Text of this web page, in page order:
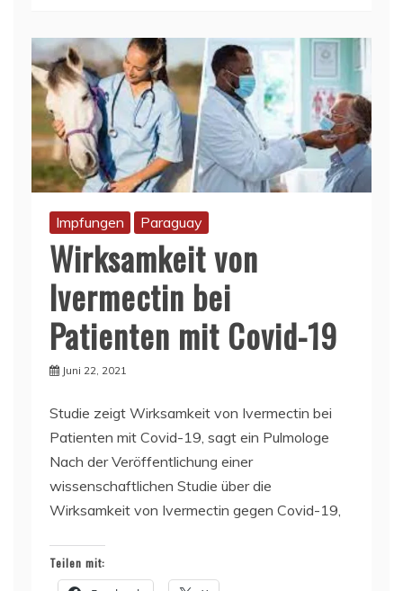
Impfungen Paraguay
Wirksamkeit von
Ivermectin bei
Patienten mit Covid-19
Juni 22, 2021
Studie zeigt Wirksamkeit von Ivermectin bei
Patienten mit Covid-19, sagt ein Pulmologe
Nach der Veröffentlichung einer
wissenschaftlichen Studie über die
Wirksamkeit von Ivermectin gegen Covid-19,
Teilen mit: